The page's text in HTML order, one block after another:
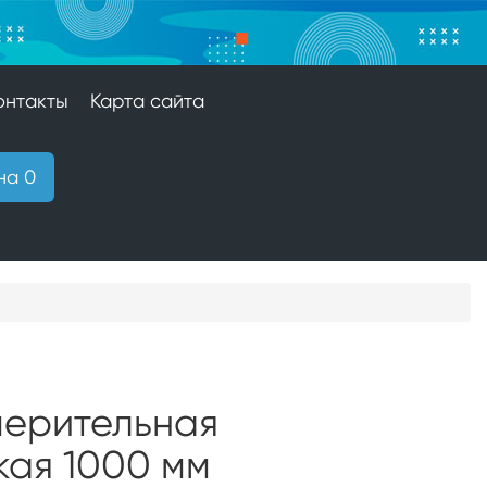
Карта сайта
0
1000 мм